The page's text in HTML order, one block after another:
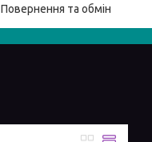
Повернення та обмін